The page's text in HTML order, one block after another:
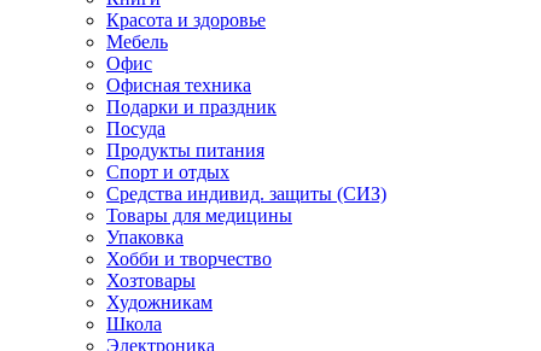
Красота и здоровье
Мебель
Офис
Офисная техника
Подарки и праздник
Посуда
Продукты питания
Спорт и отдых
Средства индивид. защиты (СИЗ)
Товары для медицины
Упаковка
Хобби и творчество
Хозтовары
Художникам
Школа
Электроника